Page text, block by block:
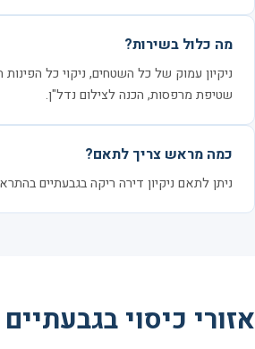
מה כלול בשירות?
ניקיון עמוק של כל השטחים, ניקוי כל הפינות
שטיפת מרפסות, הכנה לצילום נדל"ן.
כמה מראש צריך לתאם?
ניתן לתאם ניקיון דירה ריקה בגבעתיים בהתראה של 24–48 שעות. לעיתים זמינים גם
אזורי כיסוי בגבעתיים